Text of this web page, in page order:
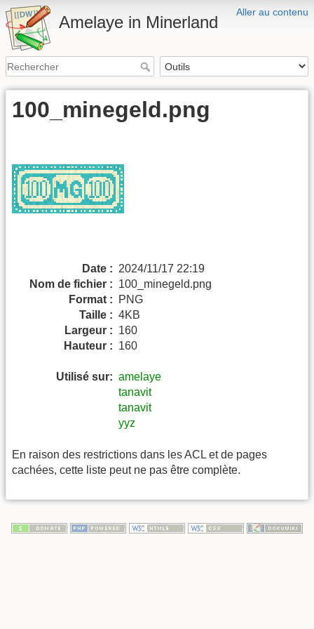
Aller au contenu
Amelaye in Minerland
100_minegeld.png
Date : 2024/11/17 22:19
Nom de fichier : 100_minegeld.png
Format :
PNG
Taille : 4KB
Largeur : 160
Hauteur : 160
Utilisé sur: amelaye
tanavit
tanavit
yyz
En raison des restrictions dans les ACL et de pages
cachées, cette liste peut ne pas être complète.